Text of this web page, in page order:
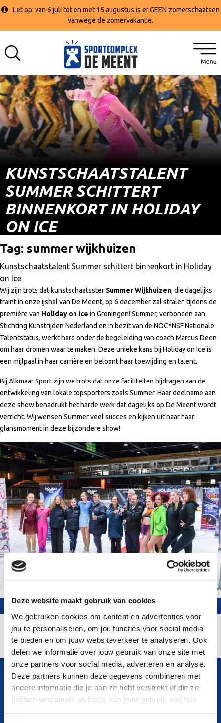
Deze website maakt gebruik van cookies
We gebruiken cookies om content en advertenties voor
jou te personaliseren, om jou functies voor social media
te bieden en om jouw websiteverkeer te analyseren. Ook
delen we informatie over jouw gebruik van onze site met
onze partners voor social media, adverteren en analyse.
Deze partners kunnen deze gegevens combineren met
andere informatie die je aan ze hebt verstrekt of die ze
hebben verzameld op basis van jouw gebruik van hun
services.
Let op: van 6 juli tot en met 15 augustus is er GEEN zomerschaatsen
vanwege de zomervakantie.
KUNSTSCHAATSTALENT
SUMMER SCHITTERT
BINNENKORT IN HOLIDAY
ON ICE
Tag: summer wijkhuizen
Kunstschaatstalent Summer schittert binnenkort in Holiday
on Ice
Wij zijn trots dat kunstschaatsster Summer Wijkhuizen, die dagelijks
traint in onze ijshal van De Meent, op 6 december zal stralen tijdens de
première van Holiday on Ice in Groningen! Summer, verbonden aan
Stichting Kunstrijden Nederland en in bezit van de NOC*NSF Nationale
Talentstatus, werkt hard onder de begeleiding van coach Marcus Deen
om haar dromen waar te maken. Deze unieke kans bij Holiday on Ice is
een mijlpaal in haar carrière en beloont haar toewijding en talent.
Bij Alkmaar Sport zijn we trots dat onze faciliteiten bijdragen aan de
ontwikkeling van lokale topsporters zoals Summer. Haar deelname aan
deze show benadrukt het harde werk dat dagelijks op De Meent wordt
verricht. Wij wensen Summer veel succes en kijken uit naar haar
glansmoment in deze bijzondere show!